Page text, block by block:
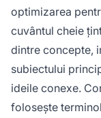
optimizarea
cuvântul cheie
dintre concepte,
subiectului
ideile conexe.
folosește